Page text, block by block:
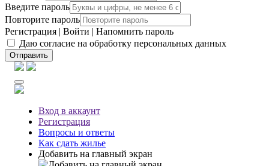
Введите пароль
Повторите пароль
Регистрация | Войти | Напомнить пароль
Даю согласие на обработку персональных данных
Отправить
Вход в аккаунт
Регистрация
Вопросы и ответы
Как сдать жилье
Добавить на главный экран